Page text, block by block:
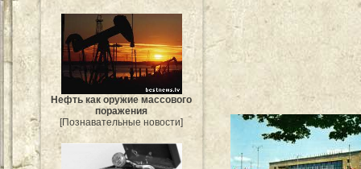
Нефть как оружие массового
поражения
[Познавательные новости]